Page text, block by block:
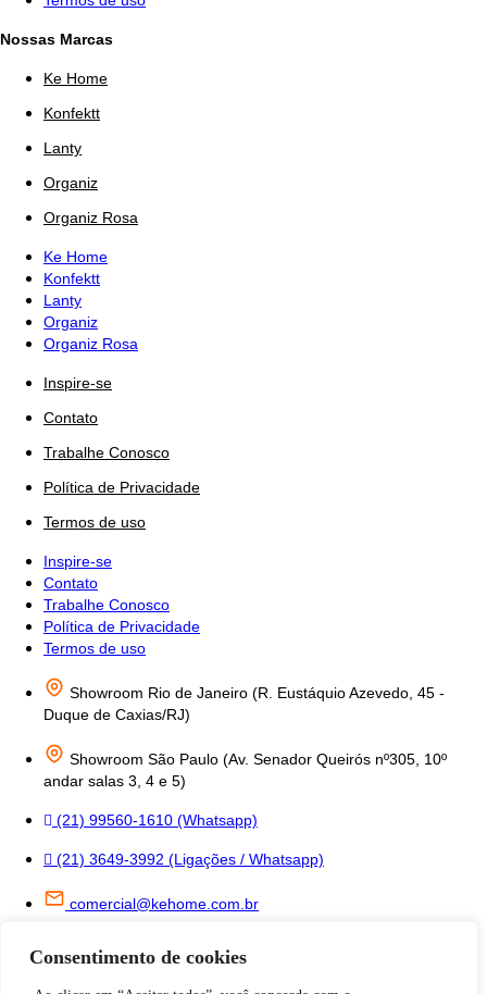
Consentimento de cookies
Nossas Marcas
Ke Home
Konfektt
Lanty
Organiz
Organiz Rosa
Ke Home
Konfektt
Lanty
Organiz
Organiz Rosa
Inspire-se
Contato
Trabalhe Conosco
Política de Privacidade
Termos de uso
Inspire-se
Contato
Trabalhe Conosco
Política de Privacidade
Termos de uso
Showroom Rio de Janeiro (R. Eustáquio Azevedo, 45 -
Duque de Caxias/RJ)
Showroom São Paulo (Av. Senador Queirós nº305, 10º
andar salas 3, 4 e 5)
(21) 99560-1610 (Whatsapp)
(21) 3649-3992 (Ligações / Whatsapp)
comercial@kehome.com.br
instagram.com/kehomeoficial